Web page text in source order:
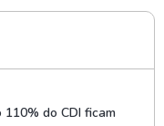
110% do CDI ficam